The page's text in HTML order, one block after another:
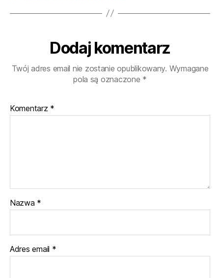
Dodaj komentarz
Twój adres email nie zostanie opublikowany. Wymagane
pola są oznaczone *
Komentarz *
Nazwa *
Adres email *